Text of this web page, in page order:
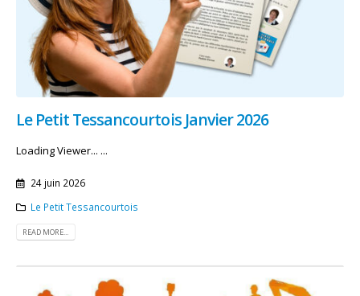
Le Petit Tessancourtois Janvier 2026
Loading Viewer... ...
24 juin 2026
Le Petit Tessancourtois
READ MORE...